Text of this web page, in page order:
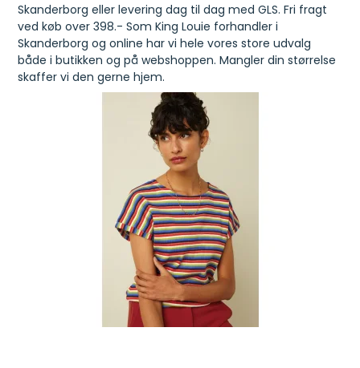
Skanderborg eller levering dag til dag med GLS. Fri fragt
ved køb over 398.- Som King Louie forhandler i
Skanderborg og online har vi hele vores store udvalg
både i butikken og på webshoppen. Mangler din størrelse
skaffer vi den gerne hjem.